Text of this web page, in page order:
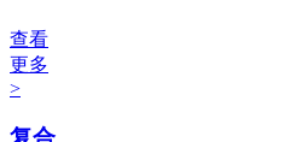
查看
更多
>